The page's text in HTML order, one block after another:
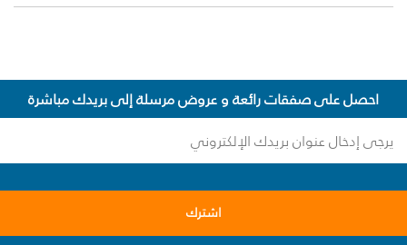
احصل على صفقات رائعة و عروض مرسلة إلى بريدك مباشرة
اشترك